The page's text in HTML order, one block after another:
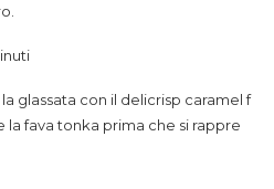
glassata con il delicrisp caramel f
fava tonka prima che si rappre